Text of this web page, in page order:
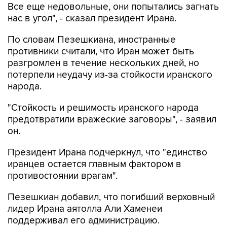
Все еще недовольные, они попытались загнать
нас в угол", - сказал президент Ирана.
По словам Пезешкиана, иностранные
противники считали, что Иран может быть
разгромлен в течение нескольких дней, но
потерпели неудачу из-за стойкости иранского
народа.
"Стойкость и решимость иранского народа
предотвратили вражеские заговоры", - заявил
он.
Президент Ирана подчеркнул, что "единство
иранцев остается главным фактором в
противостоянии врагам".
Пезешкиан добавил, что погибший верховный
лидер Ирана аятолла Али Хаменеи
поддерживал его администрацию.